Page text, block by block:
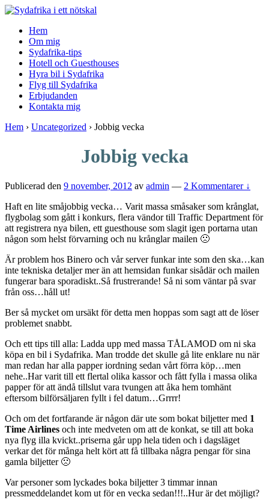
↓
Main
Content
Hem
Om mig
Sydafrika-tips
Hotell och Guesthouses
Hyra bil i Sydafrika
Flyg till Sydafrika
Erbjudanden
Kontakta mig
Hem › Uncategorized › Jobbig vecka
Jobbig vecka
Publicerad den 9 november, 2012 av admin — 2 Kommentarer ↓
Haft en lite småjobbig vecka… Varit massa småsaker som krånglat,
flygbolag som gått i konkurs, flera vändor till Traffic Department för
att registrera nya bilen, ett guesthouse som slagit igen portarna utan
någon som helst förvarning och nu krånglar mailen 🙁
Är problem hos Binero och vår server funkar inte som den ska…kan
inte tekniska detaljer mer än att hemsidan funkar sisådär och mailen
fungerar bara sporadiskt..Så frustrerande! Så ni som väntar på svar
från oss…håll ut!
Ber så mycket om ursäkt för detta men hoppas som sagt att de löser
problemet snabbt.
Och ett tips till alla: Ladda upp med massa TÅLAMOD om ni ska
köpa en bil i Sydafrika. Man trodde det skulle gå lite enklare nu när
man redan har alla papper iordning sedan vårt förra köp…men
nehe..Har varit till ett flertal olika kassor och fått fylla i massa olika
papper för att ändå tillslut vara tvungen att åka hem tomhänt
eftersom bilförsäljaren fyllt i fel datum…Grrrr!
Och om det fortfarande är någon där ute som bokat biljetter med 1
Time Airlines och inte medveten om att de konkat, se till att boka
nya flyg illa kvickt..priserna går upp hela tiden och i dagsläget
verkar det för många helt kört att få tillbaka några pengar för sina
gamla biljetter 🙁
Var personer som lyckades boka biljetter 3 timmar innan
pressmeddelandet kom ut för en vecka sedan!!!..Hur är det möjligt?